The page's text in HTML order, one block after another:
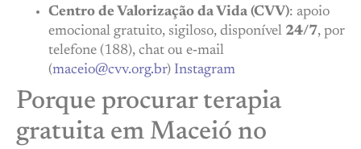
Centro de Valorização da Vida (CVV): apoio
emocional gratuito, sigiloso, disponível 24/7, por
telefone (188), chat ou e‑mail
(maceio@cvv.org.br) Instagram
Porque procurar terapia
gratuita em Maceió no